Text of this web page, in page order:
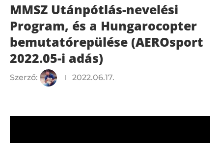
MMSZ Utánpótlás-nevelési
Program, és a Hungarocopter
bemutatórepülése (AEROsport
2022.05-i adás)
Szerző: 2022.06.17.